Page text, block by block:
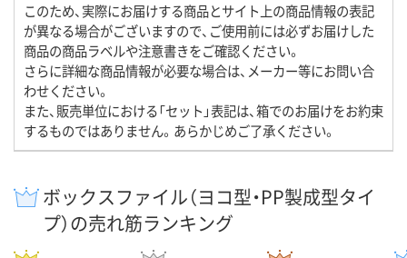
このため、実際にお届けする商品とサイト上の商品情報の表記
が異なる場合がございますので、ご使用前には必ずお届けした
商品の商品ラベルや注意書きをご確認ください。
さらに詳細な商品情報が必要な場合は、メーカー等にお問い合
わせください。
また、販売単位における「セット」表記は、箱でのお届けをお約束
するものではありません。あらかじめご了承ください。
ボックスファイル（ヨコ型・PP製成型タイ
プ）の売れ筋ランキング